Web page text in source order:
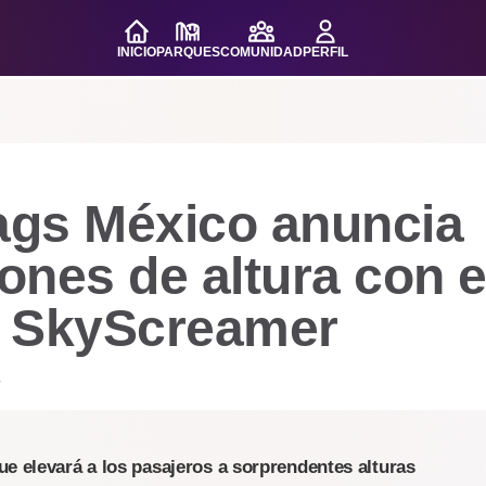
INICIOPARQUESCOMUNIDADPERFIL
México anuncia
de altura con
elevará a los pasajeros a sorprendentes alturas